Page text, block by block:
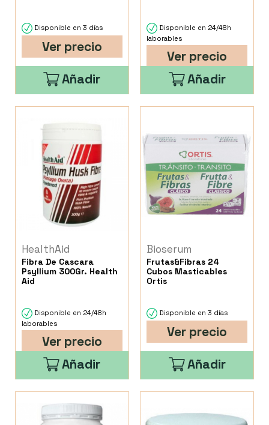
Disponible en 3 días
Ver precio
Añadir
Disponible en 24/48h
laborables
Ver precio
Añadir
HealthAid
Fibra De Cascara
Psyllium 300Gr. Health
Aid
Disponible en 24/48h
laborables
Ver precio
Añadir
Bioserum
Frutas&Fibras 24
Cubos Masticables
Ortis
Disponible en 3 días
Ver precio
Añadir